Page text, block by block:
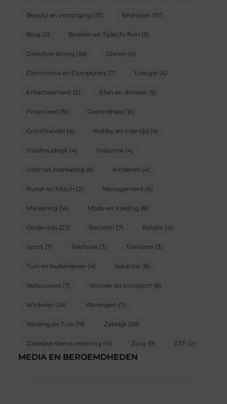
Beauty en verzorging (13) Bedrijven (97)
Blog (2) Boeken en Tijdschriften (3)
Dienstverlening (36) Dieren (4)
Electronica en Computers(7) Energie(4)
Entertainment (2) Eten en drinken (5)
Financieel (15) Gezondheid (16)
Groothandel (4) Hobby en vrije tijd (4)
Huishoudelijk (4) Industrie(4)
Internet marketing (6) Kinderen (4)
Kunst en Kitsch (2) Management (4)
Marketing (14) Mode en Kleding (8)
Onderwijs(23) Rechten (7) Relatie(4)
Sport (7) Telefonie(3) Toerisme(3)
Tuin en buitenleven (4) Vakantie(8)
Verbouwen (7) Vervoer en transport (6)
Winkelen (14) Woningen (11)
Woning en Tuin (19) Zakelijk (68)
Zakelijke dienstverlening (16) Zorg (9) ZZP (2)
MEDIA EN BEROEMDHEDEN